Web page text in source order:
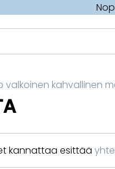
valkoinen kahvallinen
kannattaa esittää